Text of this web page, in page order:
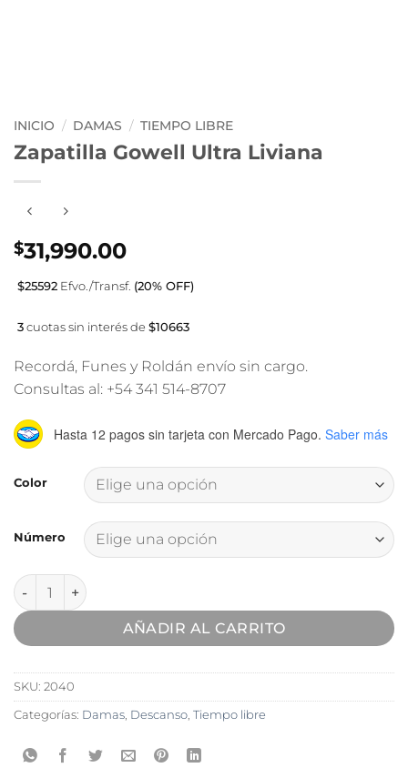
INICIO / DAMAS / TIEMPO LIBRE
Zapatilla Gowell Ultra Liviana
$31,990.00
$25592 Efvo./Transf. (20% OFF)
3cuotas sin interés de $10663
Recordá, Funes y Roldán envío sin cargo.
Consultas al: +54 341 514-8707
Hasta 12 pagos sin tarjeta con Mercado Pago. Saber más
Color
Número
Zapatilla Gowell Ultra Liviana cantidad
AÑADIR AL CARRITO
SKU: 2040
Categorías: Damas Descanso Tiempo libre